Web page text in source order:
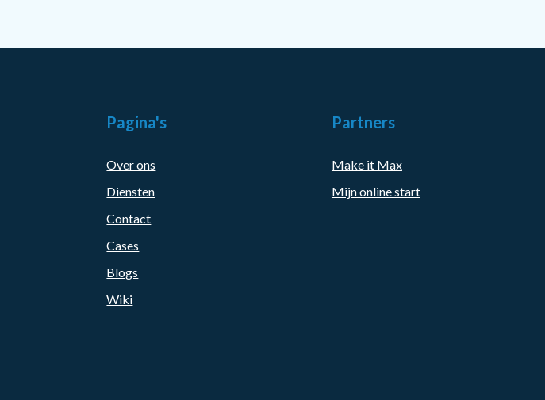
Pagina's
Over ons
Diensten
Contact
Cases
Blogs
Wiki
Partners
Make it Max
Mijn online start